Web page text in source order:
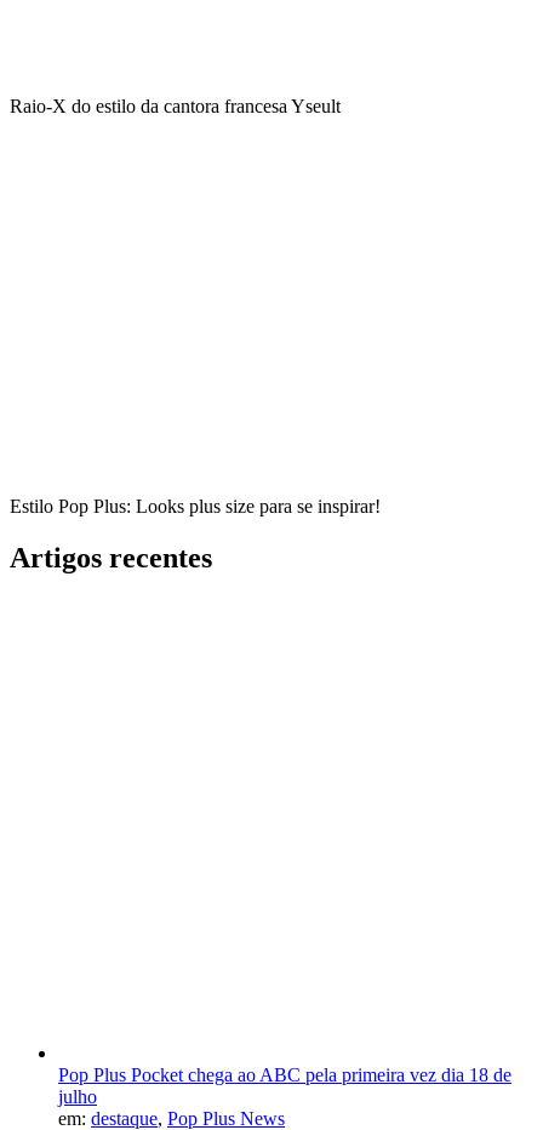
Raio-X do estilo da cantora francesa Yseult
Estilo Pop Plus: Looks plus size para se inspirar!
Artigos recentes
Pop Plus Pocket chega ao ABC pela primeira vez dia 18 de
julho
em: destaque, Pop Plus News